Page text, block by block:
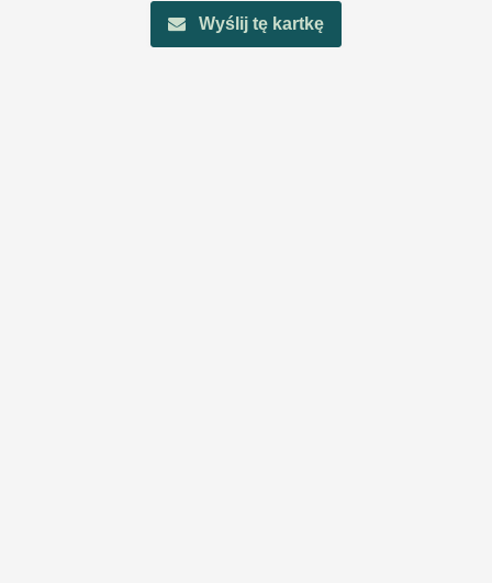
Wyślij tę kartkę